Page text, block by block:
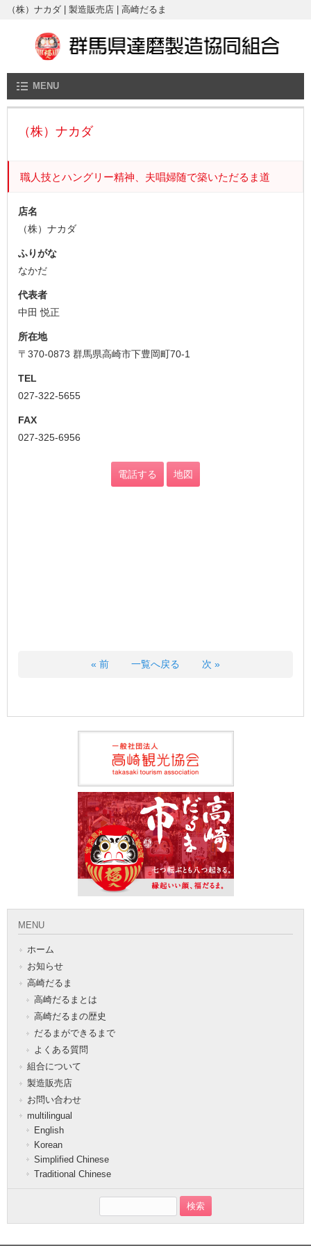
（株）ナカダ | 製造販売店 | 高崎だるま
MENU
（株）ナカダ
職人技とハングリー精神、夫唱婦随で築いただるま道
店名
（株）ナカダ
ふりがな
なかだ
代表者
中田 悦正
所在地
〒370-0873 群馬県高崎市下豊岡町70-1
TEL
027-322-5655
FAX
027-325-6956
電話する 地図
« 前 一覧へ戻る 次 »
MENU
ホーム
お知らせ
高崎だるま
高崎だるまとは
高崎だるまの歴史
だるまができるまで
よくある質問
組合について
製造販売店
お問い合わせ
multilingual
English
Korean
Simplified Chinese
Traditional Chinese
検
索: